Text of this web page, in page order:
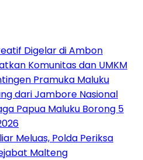
Digelar di Ambon
Komunitas dan UMKM
Pramuka Maluku
dari Jambore Nasional
Papua Maluku Borong 5
Meluas, Polda Periksa
Malteng